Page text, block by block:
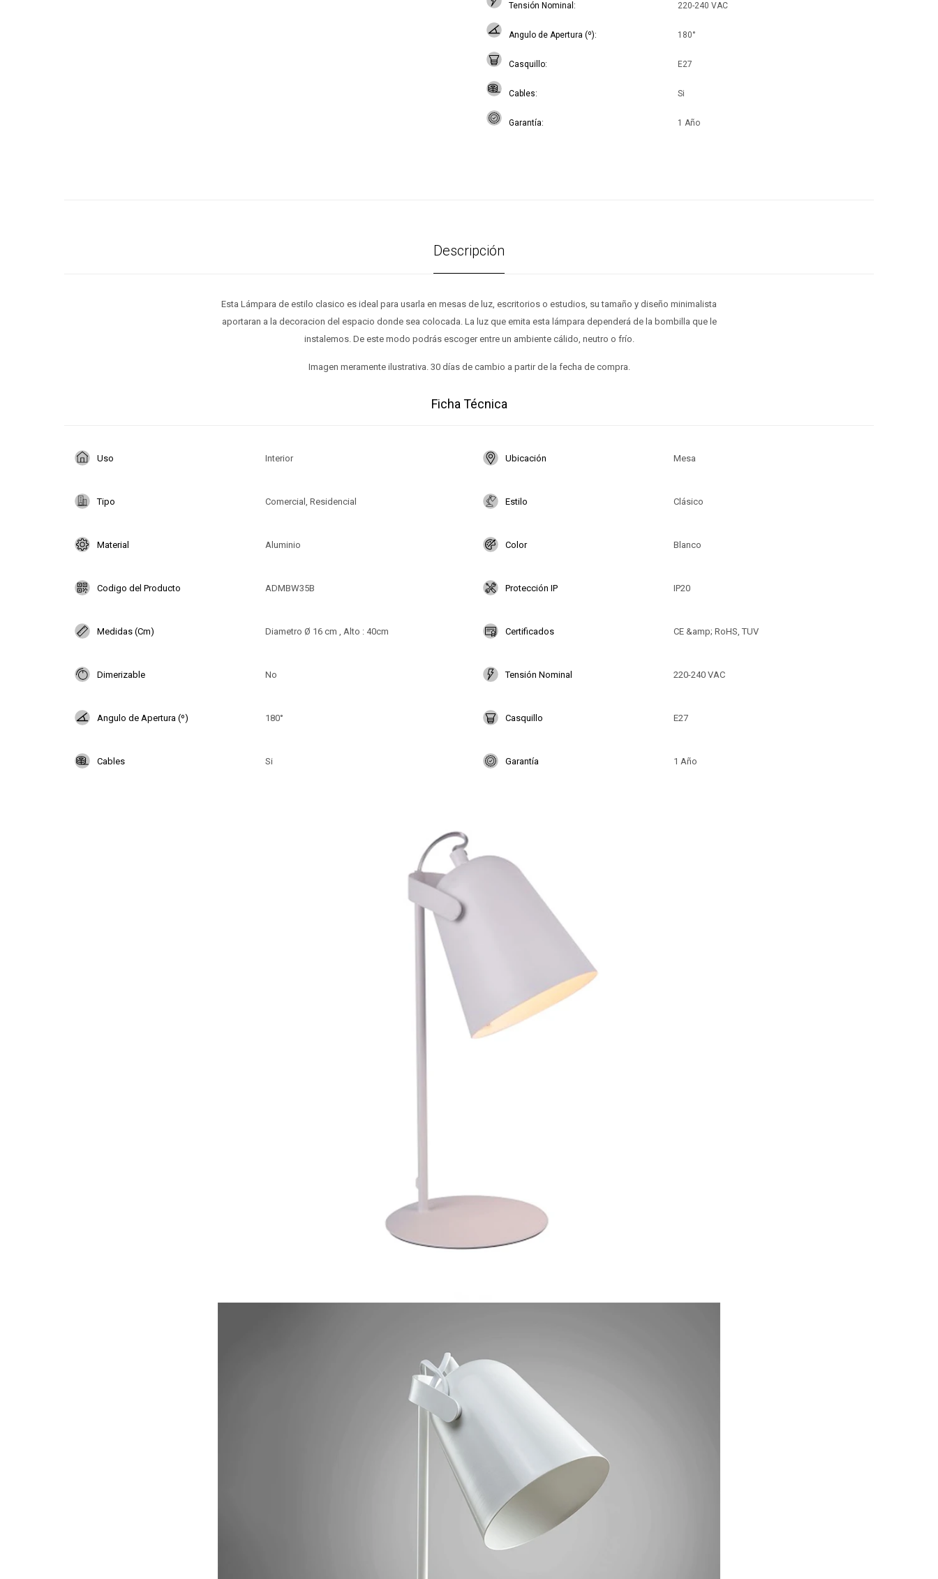
Tensión Nominal 220-240 VAC
Angulo de Apertura (º) 180°
Casquillo E27
Cables Si
Garantía 1 Año
Descripción
Esta Lámpara de estilo clasico es ideal para usarla en mesas de luz, escritorios o estudios, su tamaño y diseño minimalista
aportaran a la decoracion del espacio donde sea colocada. La luz que emita esta lámpara dependerá de la bombilla que le
instalemos. De este modo podrás escoger entre un ambiente cálido, neutro o frío.
Imagen meramente ilustrativa. 30 días de cambio a partir de la fecha de compra.
Ficha Técnica
Uso Interior Ubicación Mesa
Tipo Comercial, Residencial Estilo Clásico
Material Aluminio Color Blanco
Codigo del Producto ADMBW35B Protección IP IP20
Medidas (Cm) Diametro Ø 16 cm , Alto : 40cm Certificados CE &amp; RoHS, TUV
Dimerizable No Tensión Nominal 220-240 VAC
Angulo de Apertura (º) 180° Casquillo E27
Cables Si Garantía 1 Año